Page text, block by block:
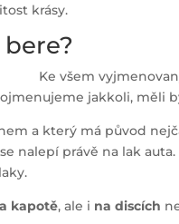
krásy.
Ke všem
jakkoli, měli
a který má původ
nalepí právě na lak
kapotě, ale i na discích